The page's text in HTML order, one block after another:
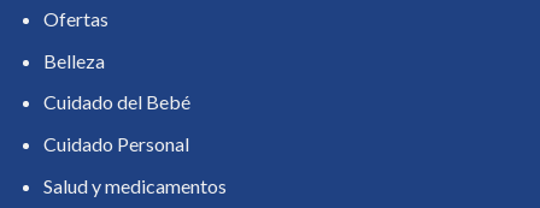
Ofertas
Belleza
Cuidado del Bebé
Cuidado Personal
Salud y medicamentos